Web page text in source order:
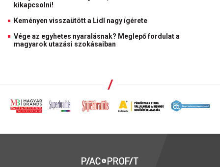
kikapcsolni!
Keményen visszaütött a Lidl nagy ígérete
Vége az egyhetes nyaralásnak? Meglepő fordulat a
magyarok utazási szokásaiban